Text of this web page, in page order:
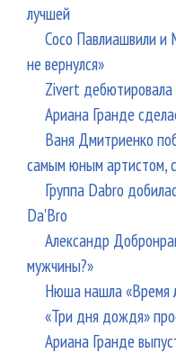
лучшей
Сосо Павлиашвили и
не вернулся»
Zivert дебютировала
Ариана Гранде
Ваня Дмитриенко
самым юным артистом,
Группа Dabro
Da'Bro
Александр
мужчины?»
Нюша нашла «Время
«Три дня дождя»
Ариана Гранде